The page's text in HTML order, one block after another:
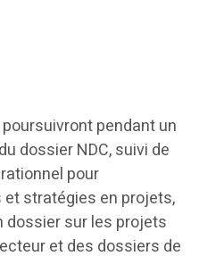
pendant un
dossier NDC, suivi de
pour
stratégies en projets,
dossier sur les projets
et des dossiers de